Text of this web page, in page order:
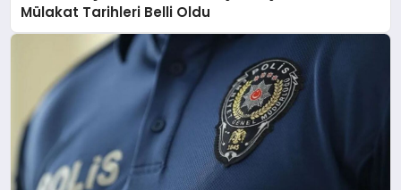
Mülakat Tarihleri Belli Oldu